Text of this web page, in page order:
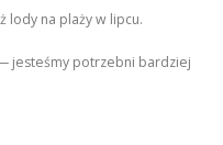
lody na plaży w lipcu.
jesteśmy potrzebni bardziej